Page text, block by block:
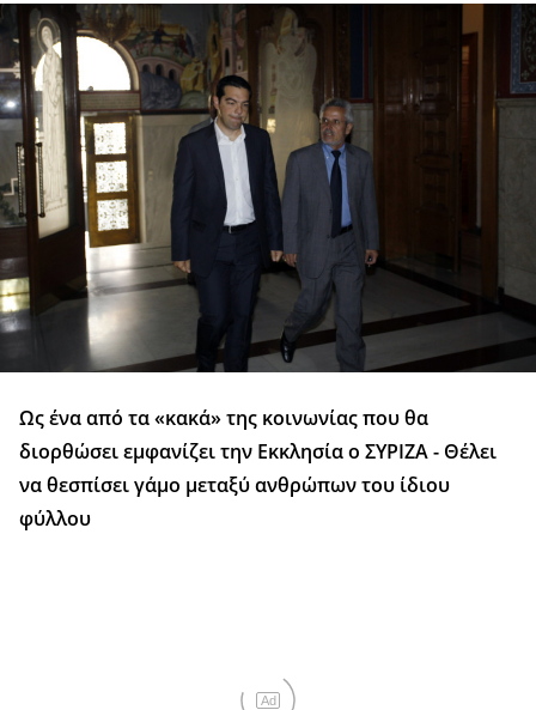
Ως ένα από τα «κακά» της κοινωνίας που θα
διορθώσει εμφανίζει την Εκκλησία ο ΣΥΡΙΖΑ - Θέλει
να θεσπίσει γάμο μεταξύ ανθρώπων του ίδιου
φύλλου
Ad